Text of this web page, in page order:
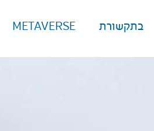
בתקשורת METAVERSE